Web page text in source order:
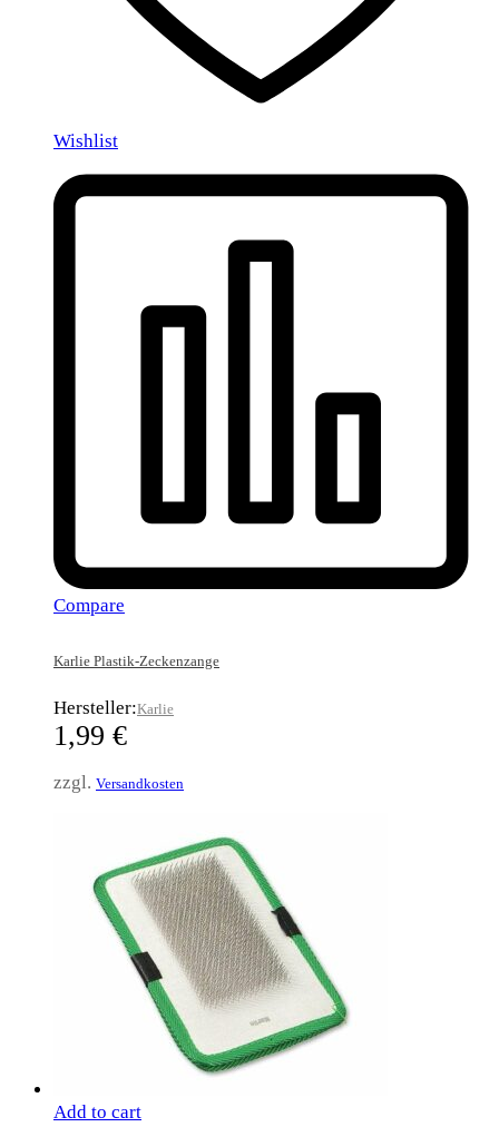
Wishlist
Compare
Karlie Plastik-Zeckenzange
Hersteller:Karlie
1,99 €
zzgl. Versandkosten
Add to cart